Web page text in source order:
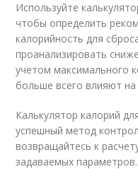
Используйте
чтобы определить
калорийность для
проанализировать
учетом максимального
больше всего влияют на
Калькулятор калорий
успешный метод
возвращайтесь к
задаваемых